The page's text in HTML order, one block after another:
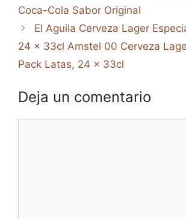
Coca-Cola Sabor Original
El Aguila Cerveza Lager
24 x 33cl Amstel 00 Cerveza
Pack Latas, 24 x 33cl
Deja un comentario